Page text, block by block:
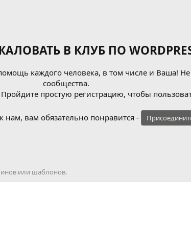
В КЛУБ ПО
каждого человека, в том числе и Ваша! Не
сообщества.
простую регистрацию, чтобы
нам, вам обязательно понравится -
или шаблонов.